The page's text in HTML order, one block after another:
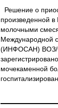
Решение о
произведенной в
молочными
Международной
(ИНФОСАН) ВОЗ/
мочекаменной